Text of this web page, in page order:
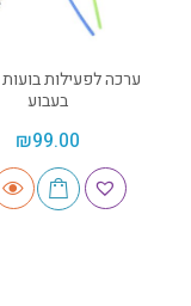
ערכה לפעילות
בעבוע
₪99.00